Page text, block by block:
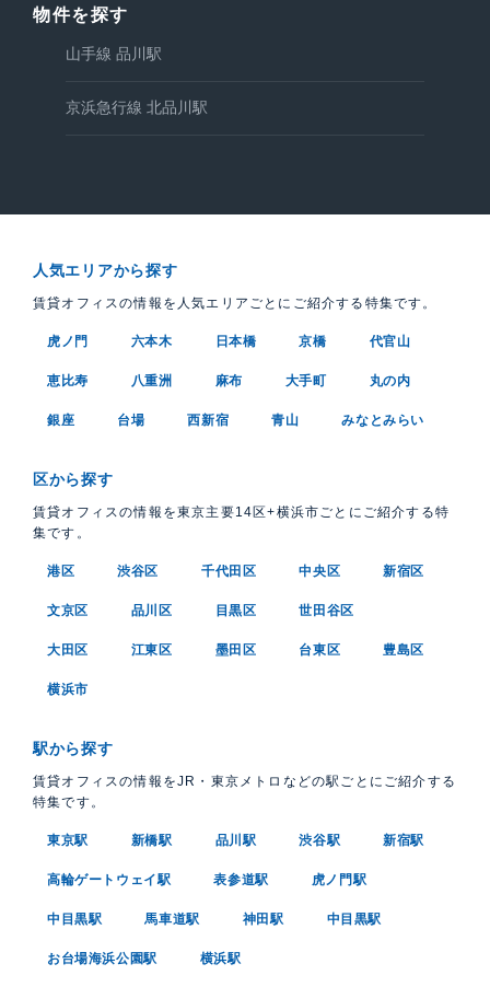
物件を探す
山手線 品川駅
京浜急行線 北品川駅
人気エリアから探す
賃貸オフィスの情報を人気エリアごとにご紹介する特集です。
虎ノ門 六本木 日本橋 京橋 代官山
恵比寿 八重洲 麻布 大手町 丸の内
銀座 台場 西新宿 青山 みなとみらい
区から探す
賃貸オフィスの情報を東京主要14区+横浜市ごとにご紹介する特
集です。
港区 渋谷区 千代田区 中央区 新宿区
文京区 品川区 目黒区 世田谷区
大田区 江東区 墨田区 台東区 豊島区
横浜市
駅から探す
賃貸オフィスの情報をJR・東京メトロなどの駅ごとにご紹介する
特集です。
東京駅 新橋駅 品川駅 渋谷駅 新宿駅
高輪ゲートウェイ駅 表参道駅 虎ノ門駅
中目黒駅 馬車道駅 神田駅 中目黒駅
お台場海浜公園駅 横浜駅